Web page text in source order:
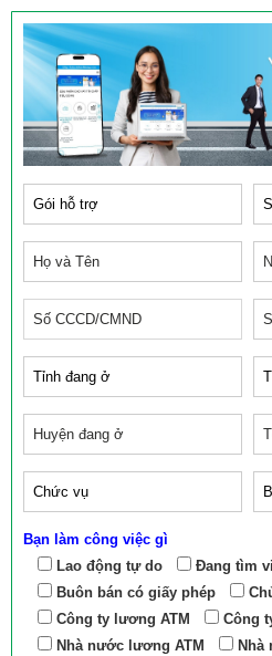
Bạn làm công việc gì
Lao động tự do
Đang tìm
Buôn bán có giấy phép
Công ty lương ATM
Công
Nhà nước lương ATM
Nhà